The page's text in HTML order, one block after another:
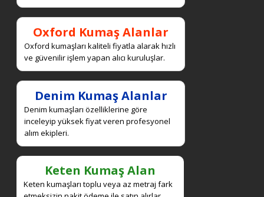
Oxford Kumaş Alanlar
Oxford kumaşları kaliteli fiyatla alarak hızlı
ve güvenilir işlem yapan alıcı kuruluşlar.
Denim Kumaş Alanlar
Denim kumaşları özelliklerine göre
inceleyip yüksek fiyat veren profesyonel
alım ekipleri.
Keten Kumaş Alan
Keten kumaşları toplu veya az metraj fark